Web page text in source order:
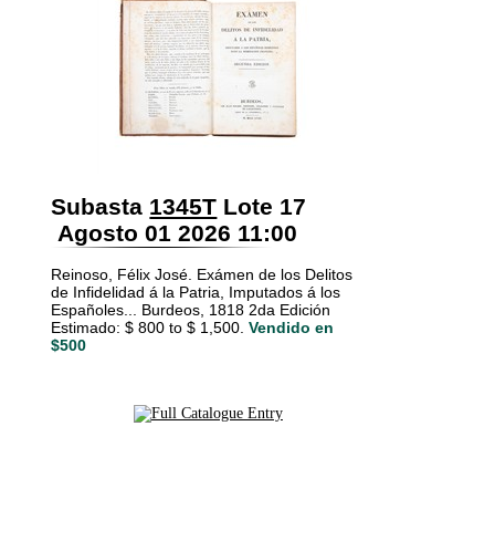
Subasta 1345T Lote 17
Agosto 01 2026 11:00
Reinoso, Félix José. Exámen de los Delitos
de Infidelidad á la Patria, Imputados á los
Españoles... Burdeos, 1818 2da Edición
Estimado: $ 800 to $ 1,500. Vendido en
$500